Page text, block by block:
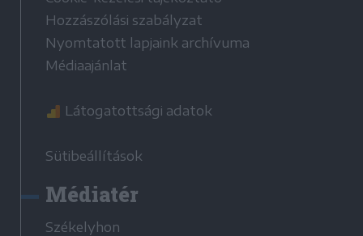
Hozzászólási szabályzat
Nyomtatott lapjaink archívuma
Médiaajánlat
Látogatottsági adatok
Sütibeállítások
Médiatér
Székelyhon